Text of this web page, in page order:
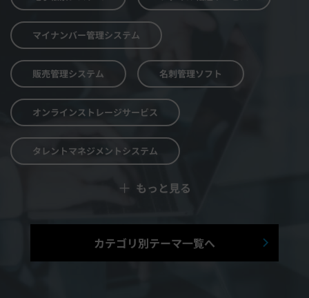
マイナンバー管理システム
販売管理システム 名刺管理ソフト
オンラインストレージサービス
タレントマネジメントシステム
Web面接システム
シフト管理システム
＋ もっと見る
カテゴリ別テーマ一覧へ